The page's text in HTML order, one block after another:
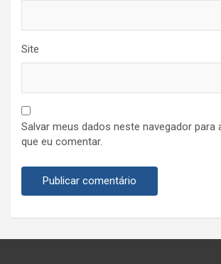
Site
Salvar meus dados neste navegador para
que eu comentar.